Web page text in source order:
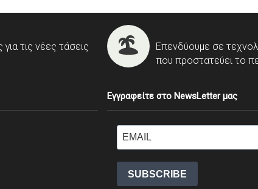
τις νέες τάσεις
Επενδύουμε σε
που προστατεύει το
Εγγραφείτε στο NewsLetter μας
SUBSCRIBE